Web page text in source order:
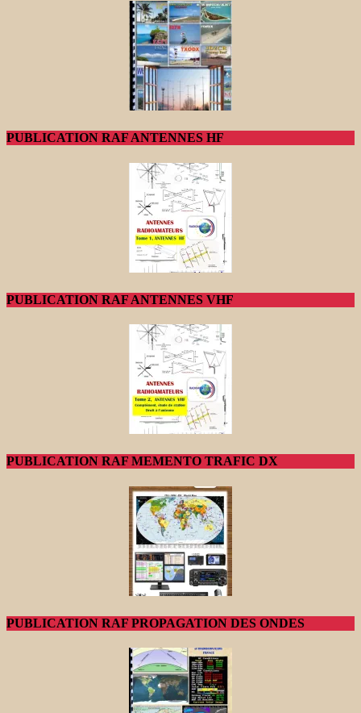
PUBLICATION RAF ANTENNES HF
PUBLICATION RAF ANTENNES VHF
PUBLICATION RAF MEMENTO TRAFIC DX
PUBLICATION RAF PROPAGATION DES ONDES